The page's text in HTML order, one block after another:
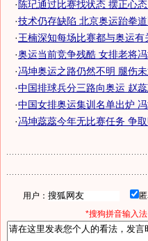
· 陈玘通过比赛找状态 摆正心
·技术仍存缺陷 北京奥运跆拳道
·王楠深知每场比赛都与奥运有
·奥运当前竞争残酷 女排老将冯
·冯坤奥运之路仍然不明 腿伤未
·中国排球兵分三路向奥运 赵蕊
·中国女排奥运集训名单出炉 冯
·冯坤蕊蕊今年无比赛任务 争
用户：
*搜狗拼音输入